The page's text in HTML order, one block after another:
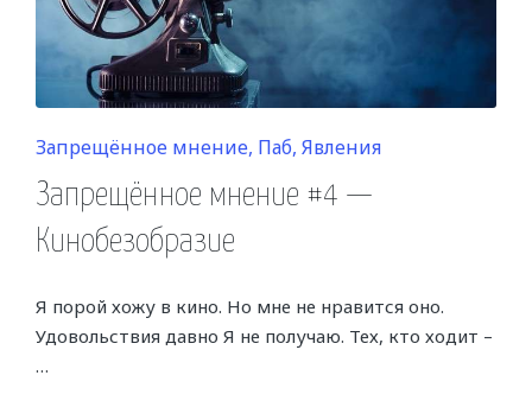
Posted
in
Запрещённое мнение Паб Явления
Запрещённое мнение #4 —
Кинобезобразие
Я порой хожу в кино. Но мне не нравится оно.
Удовольствия давно Я не получаю. Тех, кто ходит –
…